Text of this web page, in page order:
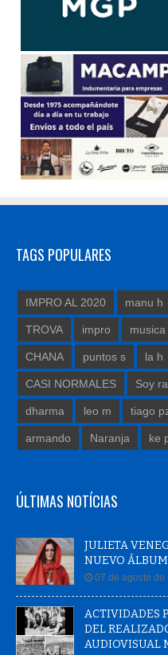
TAGS POPULARES
IMPRO AL 2020 manu h
TROVA impro
CHANA puntos s la h
CASI NORMALES Soy ra
dharma leo m tiago
armando Naranja ke
ÚLTIMAS NOTÍCIAS
JULIETA
NUEVO
07 de agosto de
ACTIVIDADES
DEL
AUDIOVISUAL